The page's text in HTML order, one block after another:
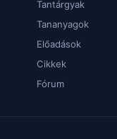
Tantárgyak
Tananyagok
Előadások
Cikkek
Fórum